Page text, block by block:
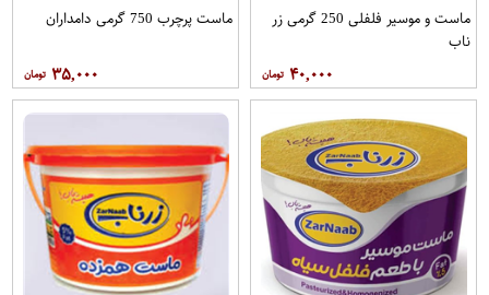
ماست و موسیر فلفلی 250 گرمی زر
ناب
۴۰,۰۰۰
ماست پرچرب 750 گرمی دامداران
۳۵,۰۰۰